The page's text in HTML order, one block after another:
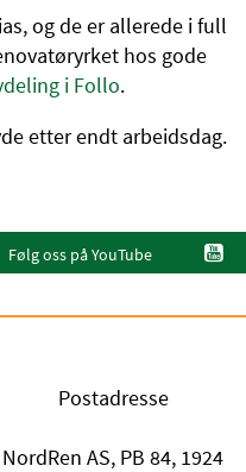
og de er allerede i full
hos gode
i Follo.
etter endt arbeidsdag.
Følg oss på YouTube
Postadresse
NordRen AS, PB 84, 1924